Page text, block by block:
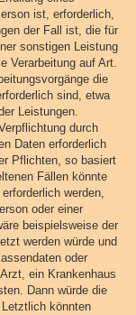
ist, erforderlich,
der Fall ist, die für
sonstigen Leistung
Verarbeitung auf Art.
die
sind, etwa
Leistungen.
durch
Daten erforderlich
Pflichten, so basiert
Fällen könnte
werden,
oder einer
beispielsweise der
werden würde und
oder
ein Krankenhaus
Dann würde die
könnten